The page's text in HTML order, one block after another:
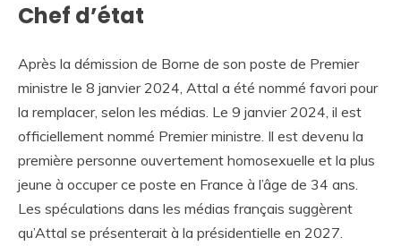
Chef d’état
Après la démission de Borne de son poste de Premier
ministre le 8 janvier 2024, Attal a été nommé favori pour
la remplacer, selon les médias. Le 9 janvier 2024, il est
officiellement nommé Premier ministre. Il est devenu la
première personne ouvertement homosexuelle et la plus
jeune à occuper ce poste en France à l’âge de 34 ans.
Les spéculations dans les médias français suggèrent
qu’Attal se présenterait à la présidentielle en 2027.